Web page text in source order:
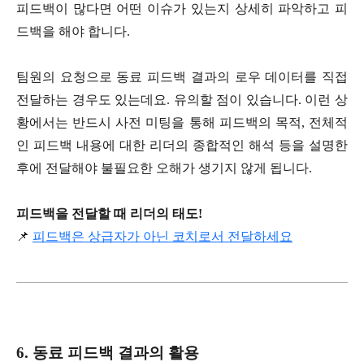
피드백이 많다면 어떤 이슈가 있는지 상세히 파악하고 피
드백을 해야 합니다.
팀원의 요청으로 동료 피드백 결과의 로우 데이터를 직접
전달하는 경우도 있는데요. 유의할 점이 있습니다. 이런 상
황에서는 반드시 사전 미팅을 통해 피드백의 목적, 전체적
인 피드백 내용에 대한 리더의 종합적인 해석 등을 설명한
후에 전달해야 불필요한 오해가 생기지 않게 됩니다.
피드백을 전달할 때 리더의 태도!
📌 피드백은 상급자가 아닌 코치로서 전달하세요
6. 동료 피드백 결과의 활용